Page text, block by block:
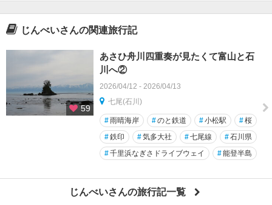
じんべいさんの関連旅行記
59
あさひ舟川四重奏が見たくて富山と石
川へ②
2026/04/12 - 2026/04/13
七尾(石川)
#雨晴海岸 #のと鉄道 #小松駅 #桜
#鉄印 #気多大社 #七尾線 #石川県
#千里浜なぎさドライブウェイ #能登半島
じんべいさんの旅行記一覧